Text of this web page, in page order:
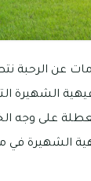
عن الرحبة
الشهيرة
العطلة على
الشهيرة في